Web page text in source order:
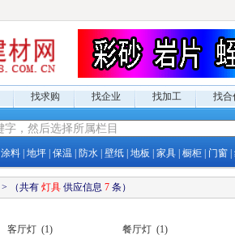
找求购 找企业 找加工 找合
涂料 地坪 保温 防水 壁纸 地板 家具 橱柜 门窗
> （共有 灯具 供应信息 7 条）
客厅灯 (1) 餐厅灯 (1)